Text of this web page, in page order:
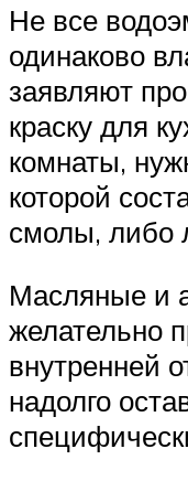
Не все
одинаково
заявляют
краску для
комнаты,
которой
смолы, либо
Масляные и
желательно
внутренней
надолго